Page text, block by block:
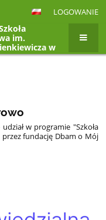
LOGOWANIE
im.
w
4a,
w programie "Szkoła
fundację Dbam o Mój